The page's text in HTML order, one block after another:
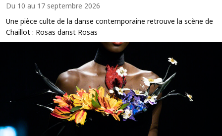
Du 10 au 17 septembre 2026
Une pièce culte de la danse contemporaine retrouve la scène de
Chaillot : Rosas danst Rosas